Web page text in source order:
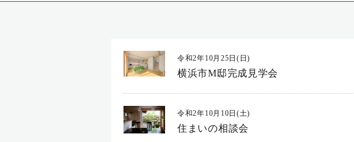
令和2年10月25日(日)
横浜市M邸完成見学会
令和2年10月10日(土)
住まいの相談会